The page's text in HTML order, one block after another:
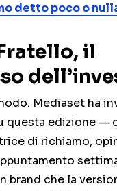
detto poco o
il
Mediaset ha
questa edizione —
di richiamo,
brand che la